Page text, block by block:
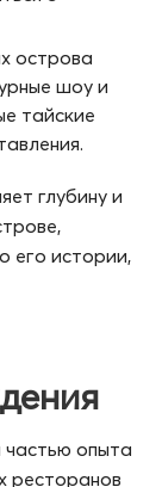
острова
шоу и
тайские
глубину и
его истории,
частью опыта
ресторанов